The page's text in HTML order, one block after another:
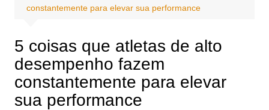
constantemente para elevar sua performance
5 coisas que atletas de alto
desempenho fazem
constantemente para elevar
sua performance